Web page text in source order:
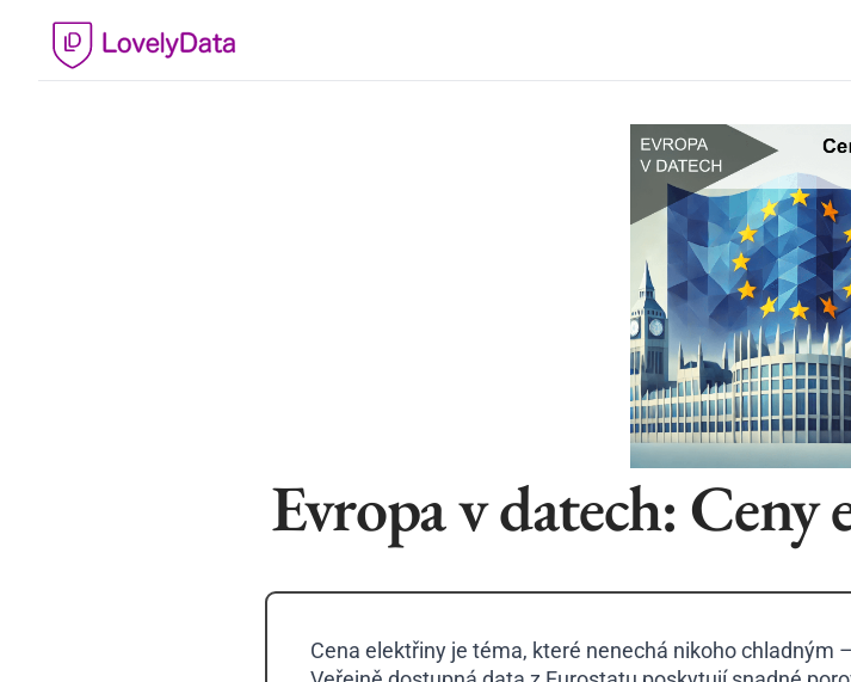
Evropa v datech:
Cena elektřiny je téma, které nenechá nikoho chladným